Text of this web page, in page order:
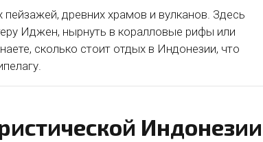
древних храмов и вулканов. Здесь
Иджен, нырнуть в коралловые рифы или
сколько стоит отдых в Индонезии, что
Индонезии